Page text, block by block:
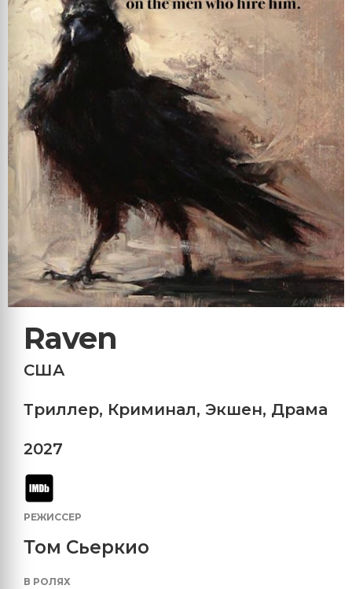
Raven
США
Триллер, Криминал, Экшен, Драма
2027
РЕЖИССЕР
Том Сьеркио
В РОЛЯХ